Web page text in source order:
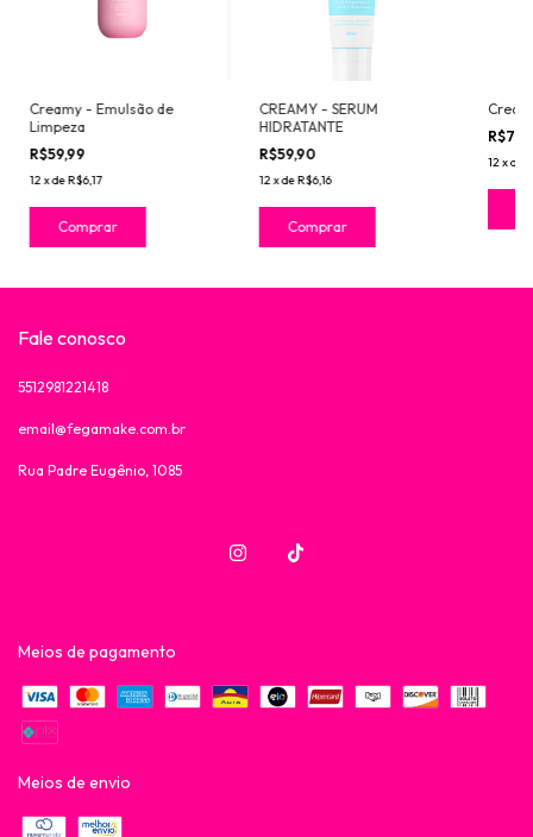
Creamy - Emulsão de
Limpeza
R$59,99
12 xdeR$6,17
CREAMY - SERUM
HIDRATANTE
R$59,90
12xdeR$6,16
12xde
Fale conosco
5512981221418
email@fegamake.com.br
Rua Padre Eugênio, 1085
Meios de pagamento
Meios de envio